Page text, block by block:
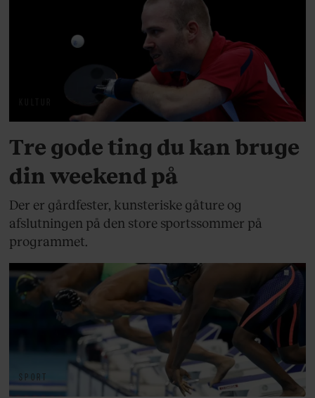
Tre gode ting du kan bruge
din weekend på
Der er gårdfester, kunsteriske gåture og
afslutningen på den store sportssommer på
programmet.
SPORT